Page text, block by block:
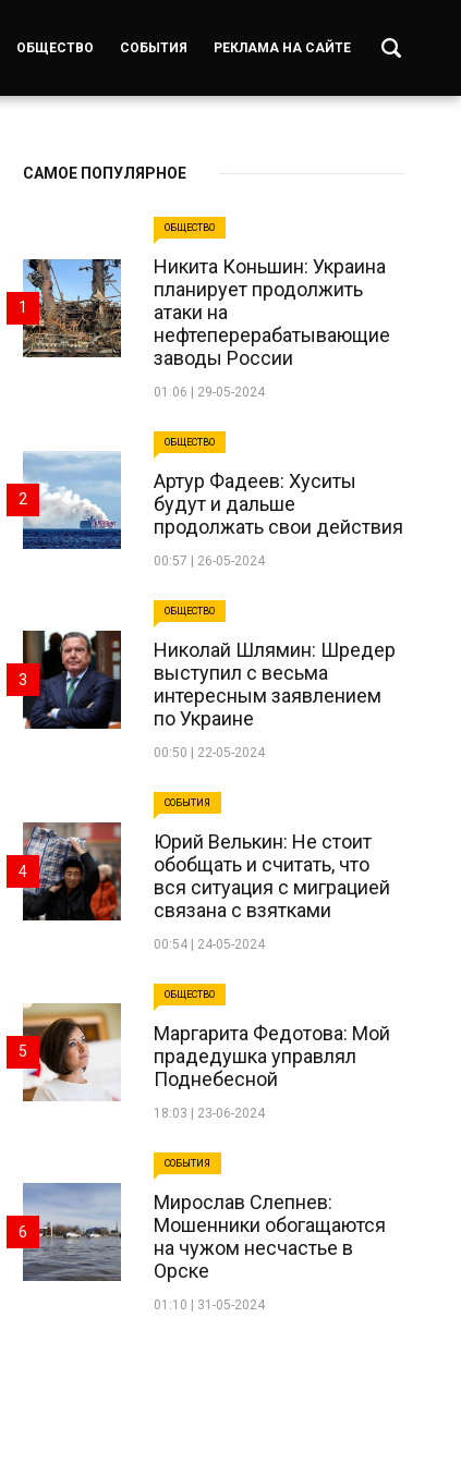
ОБЩЕСТВО СОБЫТИЯ РЕКЛАМА НА САЙТЕ
САМОЕ ПОПУЛЯРНОЕ
ОБЩЕСТВО
Никита Коньшин: Украина
планирует продолжить
атаки на
нефтеперерабатывающие
заводы России
01:06 | 29-05-2024
1
ОБЩЕСТВО
Артур Фадеев: Хуситы
будут и дальше
продолжать свои действия
00:57 | 26-05-2024
2
ОБЩЕСТВО
Николай Шлямин: Шредер
выступил с весьма
интересным заявлением
по Украине
00:50 | 22-05-2024
3
СОБЫТИЯ
Юрий Велькин: Не стоит
обобщать и считать, что
вся ситуация с миграцией
связана с взятками
00:54 | 24-05-2024
4
ОБЩЕСТВО
Маргарита Федотова: Мой
прадедушка управлял
Поднебесной
18:03 | 23-06-2024
5
СОБЫТИЯ
Мирослав Слепнев:
Мошенники обогащаются
на чужом несчастье в
Орске
01:10 | 31-05-2024
6